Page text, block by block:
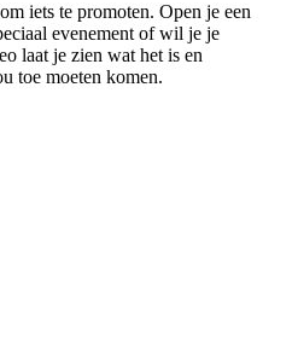
iets te promoten. Open je een
evenement of wil je je
laat je zien wat het is en
toe moeten komen.